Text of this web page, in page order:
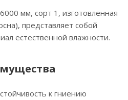
мм, сорт 1, изготовленная
представляет собой
естественной влажности.
к гниению